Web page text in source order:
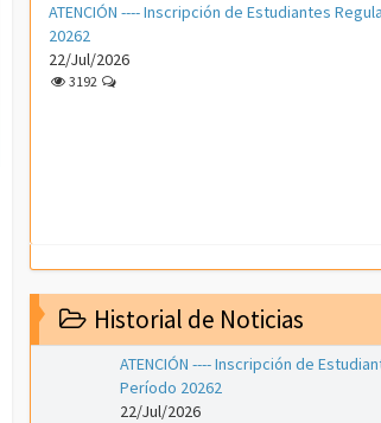
ATENCIÓN ---- Inscripción de Estudiantes
20262
22/Jul/2026
3192
Historial de Noticias
ATENCIÓN ---- Inscripción de
Período 20262
22/Jul/2026